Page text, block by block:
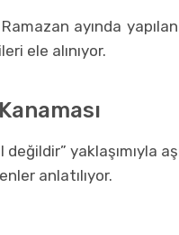
ayında yapılan
ele alınıyor.
yaklaşımıyla
anlatılıyor.